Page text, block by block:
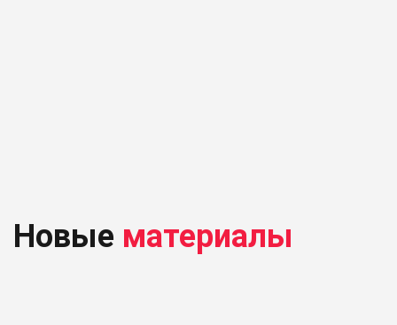
Новые материалы